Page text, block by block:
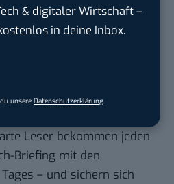
& digitaler Wirtschaft –
in deine Inbox.
unsere Datenschutzerklärung
euch der Spot oder findet
mit dieser Message zu
werden, wenn es um
Themen von Morgen
Leser bekommen jeden
Briefing mit den
– und sichern sich